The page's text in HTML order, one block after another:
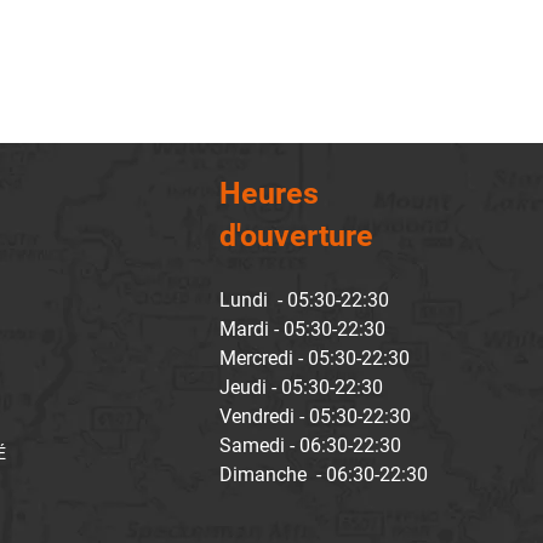
Heures
d'ouverture
Lundi - 05:30-22:30
Mardi - 05:30-22:30
Mercredi - 05:30-22:30
Jeudi - 05:30-22:30
Vendredi - 05:30-22:30
Samedi - 06:30-22:30
Dimanche - 06:30-22:30